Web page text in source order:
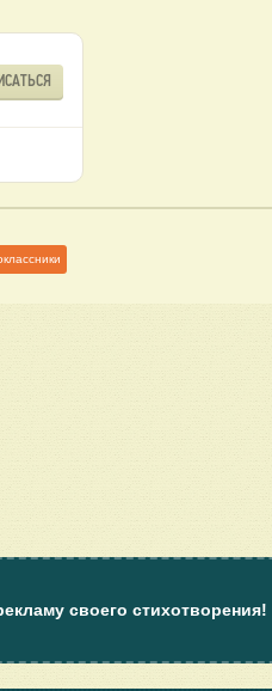
своего стихотворения!